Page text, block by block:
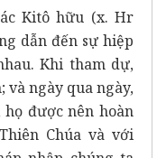
Kitô hữu (x. Hr
dẫn đến sự hiệp
Khi tham dự,
và ngày qua ngày,
được nên hoàn
Chúa và với